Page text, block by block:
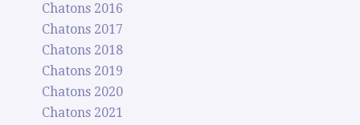
Chatons 2016
Chatons 2017
Chatons 2018
Chatons 2019
Chatons 2020
Chatons 2021